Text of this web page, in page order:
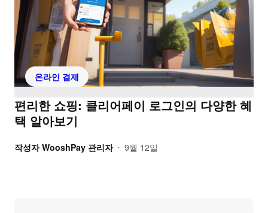
온라인 결제
편리한 쇼핑: 클리어페이 로그인의 다양한 혜
택 알아보기
작성자 WooshPay 관리자 • 9월 12일